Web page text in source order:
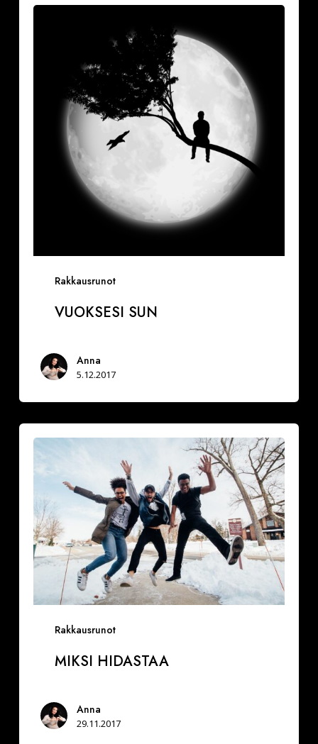
Rakkausrunot
VUOKSESI SUN
Anna
5.12.2017
Rakkausrunot
hidastaa
MIKSI HIDASTAA
Anna
29.11.2017